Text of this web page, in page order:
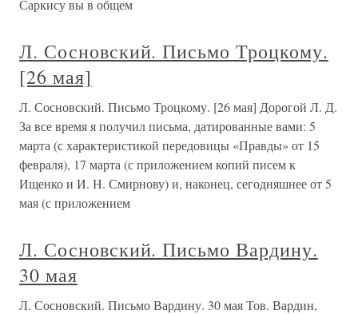
Саркису вы в общем
Л. Сосновский. Письмо Троцкому.
[26 мая]
Л. Сосновский. Письмо Троцкому. [26 мая] Дорогой Л. Д.
За все время я получил письма, датированные вами: 5
марта (с характеристикой передовицы «Правды» от 15
февраля), 17 марта (с приложением копий писем к
Ищенко и И. Н. Смирнову) и, наконец, сегодняшнее от 5
мая (с приложением
Л. Сосновский. Письмо Вардину.
30 мая
Л. Сосновский. Письмо Вардину. 30 мая Тов. Вардин,